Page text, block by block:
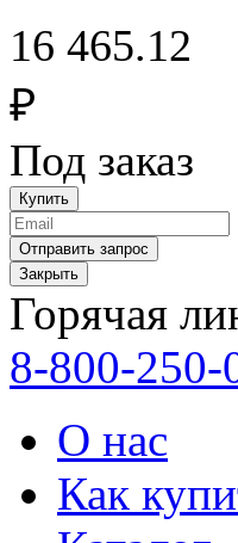
16 465.12
₽
Под заказ
Закрыть
Горячая
8-800-250-
О нас
Как